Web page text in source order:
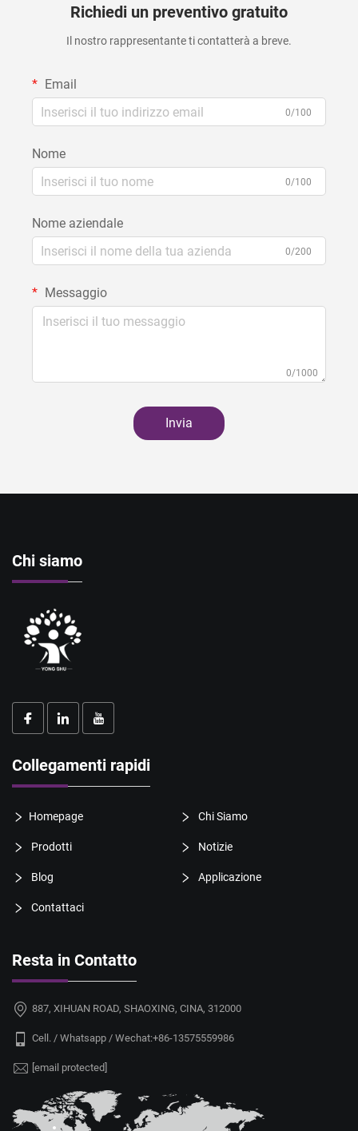
Richiedi un preventivo gratuito
Il nostro rappresentante ti contatterà a breve.
Email
0/100
Nome
0/100
Nome aziendale
0/200
Messaggio
0/1000
Invia
Chi siamo
Collegamenti rapidi
Homepage Chi Siamo
Prodotti Notizie
Blog Applicazione
Contattaci
Resta in Contatto
887, XIHUAN ROAD, SHAOXING, CINA, 312000
Cell. / Whatsapp / Wechat:+86-13575559986
[email protected]